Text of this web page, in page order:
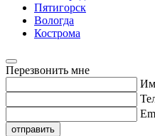
Пятигорск
Вологда
Кострома
Перезвонить мне
отправить